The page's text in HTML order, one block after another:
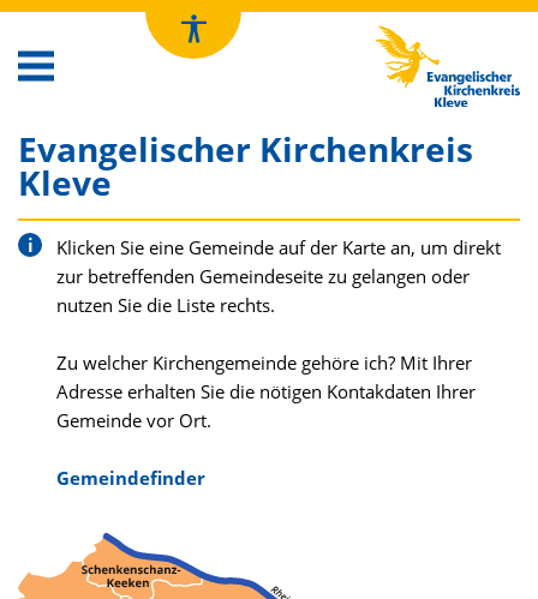
Kirchenkreis Kleve
Evangelischer Kirchenkreis
Kleve
Klicken Sie eine Gemeinde auf der Karte an, um direkt
zur betreffenden Gemeindeseite zu gelangen oder
nutzen Sie die Liste rechts.
Zu welcher Kirchengemeinde gehöre ich? Mit Ihrer
Adresse erhalten Sie die nötigen Kontakdaten Ihrer
Gemeinde vor Ort.
Gemeindefinder